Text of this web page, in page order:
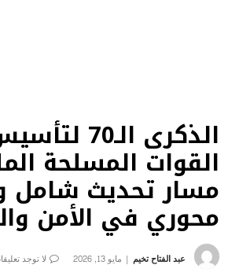
الذكرى الـ70
القوات المسلحة
مسار تحديث شامل
محوري في الأمن
عبد الفتاح تخيم مايو 13, 2026 لا توجد